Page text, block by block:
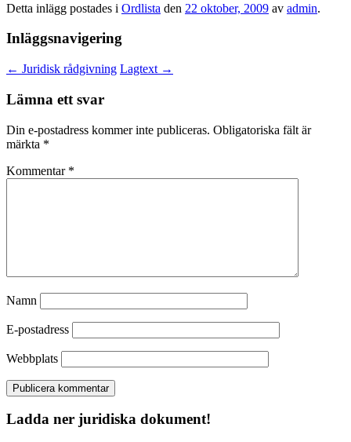
Detta inlägg postades i Ordlista den 22 oktober, 2009 av admin.
Inläggsnavigering
← Juridisk rådgivning Lagtext →
Lämna ett svar
Din e-postadress kommer inte publiceras. Obligatoriska fält är
märkta *
Kommentar *
Namn
E-postadress
Webbplats
Ladda ner juridiska dokument!